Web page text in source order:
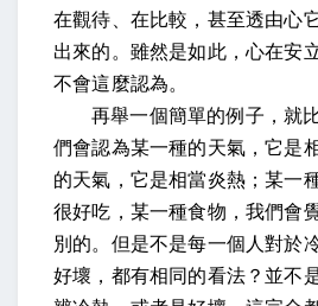
在觀待、在比較，甚至透由心
出來的。雖然是如此，心在安
不會這麼認為。
再舉一個簡單的例子，就
們會認為某一種的天氣，它是
的天氣，它是相當炎熱；某一
很好吃，某一種食物，我們會
別的。但是不是每一個人對於
好壞，都有相同的看法？並不